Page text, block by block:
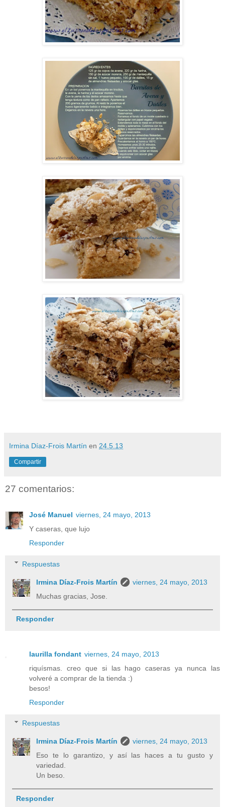
Irmina Díaz-Frois Martín en 24.5.13
Compartir
27 comentarios:
José Manuel viernes, 24 mayo, 2013
Y caseras, que lujo
Responder
Respuestas
Irmina Díaz-Frois Martín
viernes, 24 mayo, 2013
Muchas gracias, Jose.
Responder
laurilla fondant viernes, 24 mayo, 2013
riquísmas. creo que si las hago caseras ya nunca las
volveré a comprar de la tienda :)
besos!
Responder
Respuestas
Irmina Díaz-Frois Martín
viernes, 24 mayo, 2013
Eso te lo garantizo, y así las haces a tu gusto y
variedad.
Un beso.
Responder